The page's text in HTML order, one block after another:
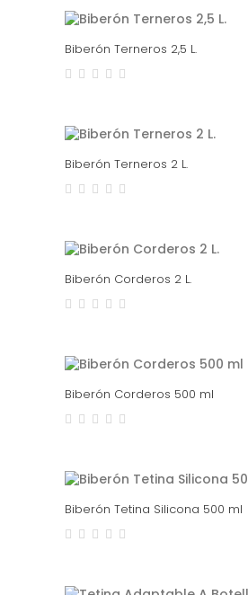
Biberón Terneros 2,5 L.
Biberón Terneros 2 L.
Biberón Corderos 2 L.
Biberón Corderos 500 ml
Biberón Tetina Silicona 500 ml